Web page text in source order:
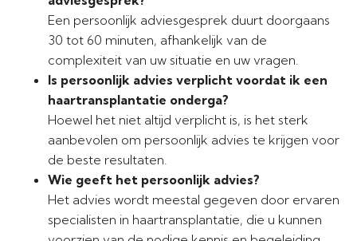
Een persoonlijk adviesgesprek duurt doorgaans
30 tot 60 minuten, afhankelijk van de
complexiteit van uw situatie en uw vragen.
Is persoonlijk advies verplicht voordat ik een
haartransplantatie onderga?
Hoewel het niet altijd verplicht is, is het sterk
aanbevolen om persoonlijk advies te krijgen voor
de beste resultaten.
Wie geeft het persoonlijk advies?
Het advies wordt meestal gegeven door ervaren
specialisten in haartransplantatie, die u kunnen